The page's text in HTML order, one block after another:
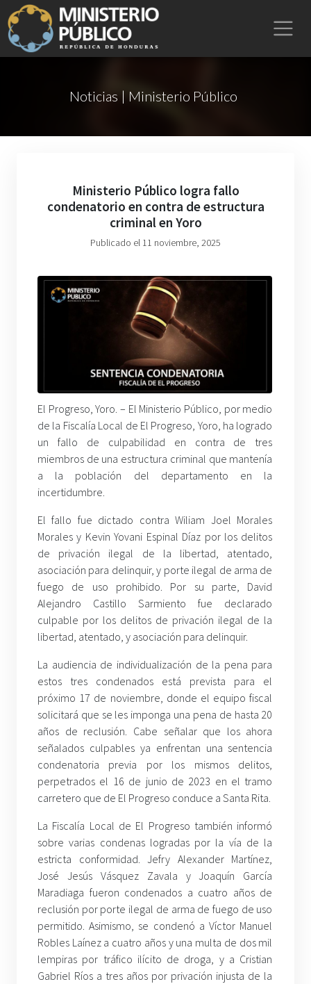
Noticias | Ministerio Público
Ministerio Público logra fallo
condenatorio en contra de estructura
criminal en Yoro
Publicado el 11 noviembre, 2025
El Progreso, Yoro. – El Ministerio Público, por medio
de la Fiscalía Local de El Progreso, Yoro, ha logrado
un fallo de culpabilidad en contra de tres
miembros de una estructura criminal que mantenía
a la población del departamento en la
incertidumbre.
El fallo fue dictado contra Wiliam Joel Morales
Morales y Kevin Yovani Espinal Díaz por los delitos
de privación ilegal de la libertad, atentado,
asociación para delinquir, y porte ilegal de arma de
fuego de uso prohibido. Por su parte, David
Alejandro Castillo Sarmiento fue declarado
culpable por los delitos de privación ilegal de la
libertad, atentado, y asociación para delinquir.
La audiencia de individualización de la pena para
estos tres condenados está prevista para el
próximo 17 de noviembre, donde el equipo fiscal
solicitará que se les imponga una pena de hasta 20
años de reclusión. Cabe señalar que los ahora
señalados culpables ya enfrentan una sentencia
condenatoria previa por los mismos delitos,
perpetrados el 16 de junio de 2023 en el tramo
carretero que de El Progreso conduce a Santa Rita.
La Fiscalía Local de El Progreso también informó
sobre varias condenas logradas por la vía de la
estricta conformidad. Jefry Alexander Martínez,
José Jesús Vásquez Zavala y Joaquín García
Maradiaga fueron condenados a cuatro años de
reclusión por porte ilegal de arma de fuego de uso
permitido. Asimismo, se condenó a Víctor Manuel
Robles Laínez a cuatro años y una multa de dos mil
lempiras por tráfico ilícito de droga, y a Cristian
Gabriel Ríos a tres años por privación injusta de la